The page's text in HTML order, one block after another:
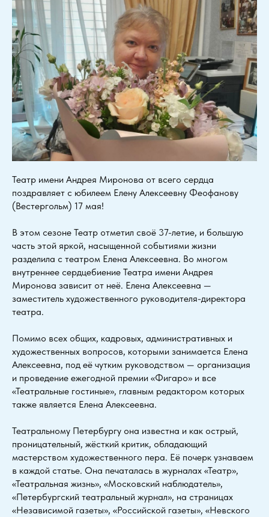
Театр имени Андрея Миронова от всего сердца
поздравляет с юбилеем Елену Алексеевну Феофанову
(Вестергольм) 17 мая!
В этом сезоне Театр отметил своё 37-летие, и большую
часть этой яркой, насыщенной событиями жизни
разделила с театром Елена Алексеевна. Во многом
внутреннее сердцебиение Театра имени Андрея
Миронова зависит от неё. Елена Алексеевна —
заместитель художественного руководителя-директора
театра.
Помимо всех общих, кадровых, административных и
художественных вопросов, которыми занимается Елена
Алексеевна, под её чутким руководством — организация
и проведение ежегодной премии «Фигаро» и все
«Театральные гостиные», главным редактором которых
также является Елена Алексеевна.
Театральному Петербургу она известна и как острый,
проницательный, жёсткий критик, обладающий
мастерством художественного пера. Её почерк узнаваем
в каждой статье. Она печаталась в журналах «Театр»,
«Театральная жизнь», «Московский наблюдатель»,
«Петербургский театральный журнал», на страницах
«Независимой газеты», «Российской газеты», «Невского